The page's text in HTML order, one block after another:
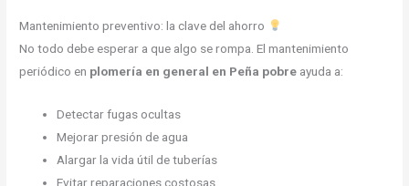
Mantenimiento preventivo: la clave del ahorro
No todo debe esperar a que algo se rompa. El mantenimiento
periódico en plomería en general en Peña pobre ayuda a:
Detectar fugas ocultas
Mejorar presión de agua
Alargar la vida útil de tuberías
Evitar reparaciones costosas